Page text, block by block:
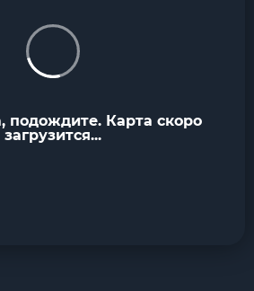
подождите. Карта скоро
загрузится...